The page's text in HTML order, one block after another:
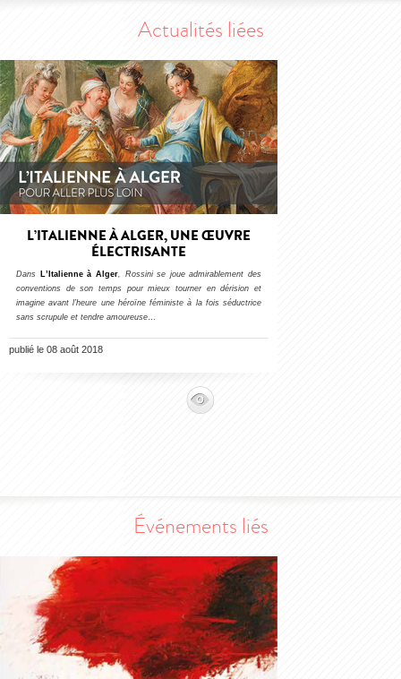
Actualités liées
L’ITALIENNE À ALGER, UNE ŒUVRE
ÉLECTRISANTE
Dans L’Italienne à Alger, Rossini se joue admirablement des
conventions de son temps pour mieux tourner en dérision et
imagine avant l’heure une héroïne féministe à la fois séductrice
sans scrupule et tendre amoureuse…
publié le 08 août 2018
Événements liés